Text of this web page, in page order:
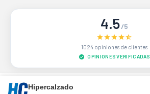
4.5/5
1024 opiniones de clientes
OPINIONES VERIFICADAS
Sitio protegido por reCAPTCHA.
Hipercalzado